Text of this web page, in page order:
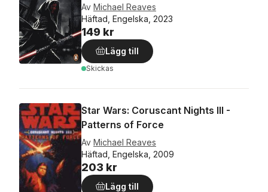
Av Michael Reaves
Häftad, Engelska, 2023
149 kr
Lägg till
Skickas
Star Wars: Coruscant Nights III -
Patterns of Force
Av Michael Reaves
Häftad, Engelska, 2009
203 kr
Lägg till